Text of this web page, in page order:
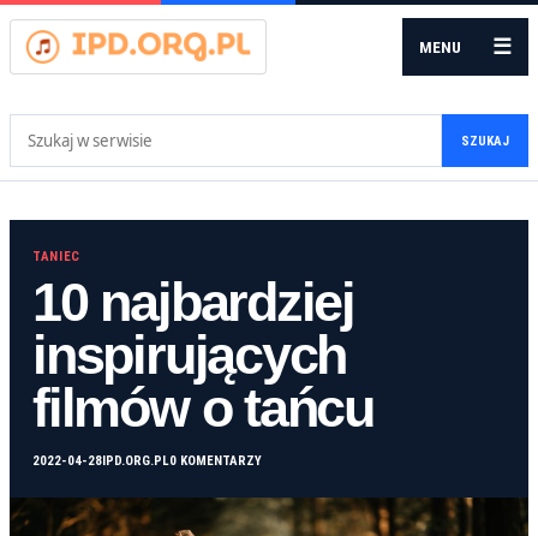
MENU ☰
SZUKAJ
TANIEC
10 najbardziej
inspirujących
filmów o tańcu
2022-04-28 IPD.ORG.PL0 KOMENTARZY